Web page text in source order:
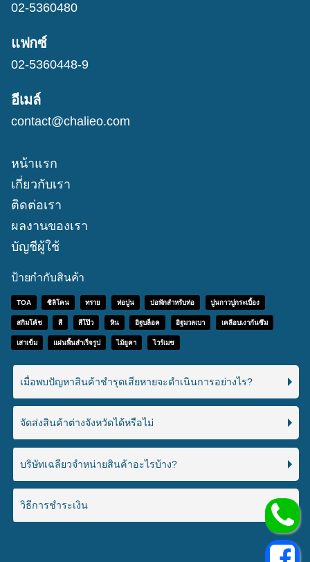
02-5360480
แฟกซ์
02-5360448-9
อีเมล์
contact@chalieo.com
หน้าแรก
เกี่ยวกับเรา
ติดต่อเรา
ผลงานของเรา
บัญชีผู้ใช้
ป้ายกำกับสินค้า
TOA ซิลิโคน ทราย ท่อปูน บ่อพักสำหรับท่อ ปูนกาวปูกระเบื้อง
สกิมโค้ช สี สีโป๊ว หิน อิฐบล็อค อิฐมวลเบา เคลือบเงากันซึม
เสาเข็ม แผ่นพื้นสำเร็จรูป ไม้ยูคา ไวร์เมช
เมื่อพบปัญหาสินค้าชำรุดเสียหายจะดำเนินการอย่างไร?
จัดส่งสินค้าต่างจังหวัดได้หรือไม่
บริษัทเฉลียวจำหน่ายสินค้าอะไรบ้าง?
วิธีการชำระเงิน